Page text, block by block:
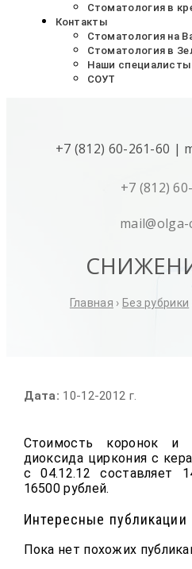
Стоматология в
Контакты
Стоматология на
Стоматология в
Наши специалисты
СОУТ
+7 (812) 60-261-60 |
+7 (812)
Главная › Без рубрики
Дата: 10-12-2012 г.
Стоимость коронок и
диоксида циркония с
с 04.12.12 составляет
16500 рублей.
Интересные публикации
Пока нет похожих